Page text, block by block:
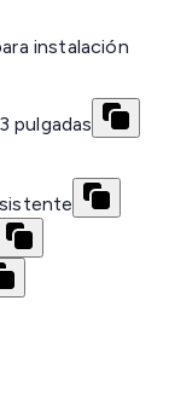
instalación
pulgadas